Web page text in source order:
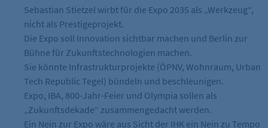
Sebastian Stietzel wirbt für die Expo 2035 als „Werkzeug“,
nicht als Prestigeprojekt.
Die Expo soll Innovation sichtbar machen und Berlin zur
Bühne für Zukunftstechnologien machen.
Sie könnte Infrastrukturprojekte (ÖPNV, Wohnraum, Urban
Tech Republic Tegel) bündeln und beschleunigen.
Expo, IBA, 800-Jahr-Feier und Olympia sollen als
„Zukunftsdekade“ zusammengedacht werden.
Ein Nein zur Expo wäre aus Sicht der IHK ein Nein zu Tempo